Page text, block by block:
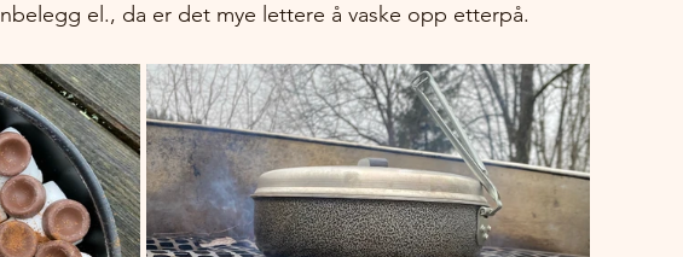
el., da er det mye lettere å vaske opp etterpå.